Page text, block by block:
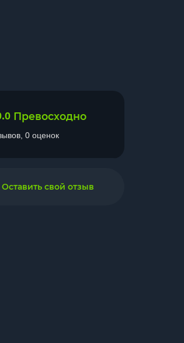
Превосходно
0 оценок
Оставить свой отзыв